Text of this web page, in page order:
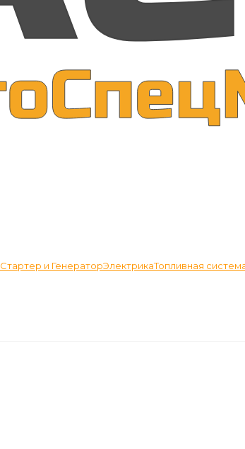
Стартер и ГенераторЭлектрикаТопливная